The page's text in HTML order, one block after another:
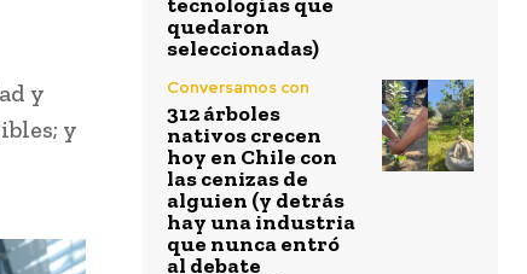
y
y
quedaron
seleccionadas)
Conversamos con
312 árboles
nativos crecen
hoy en Chile con
las cenizas de
alguien (y detrás
hay una industria
que nunca entró
al debate